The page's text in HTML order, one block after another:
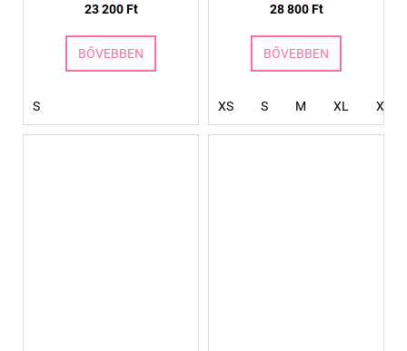
23 200 Ft
BŐVEBBEN
S
28 800 Ft
BŐVEBBEN
XS S M XL XXL